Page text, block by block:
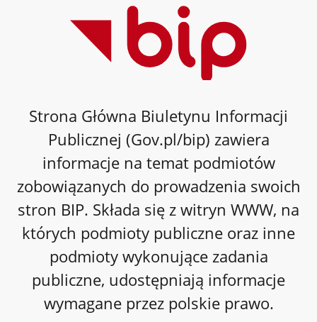
Strona Główna Biuletynu Informacji
Publicznej (Gov.pl/bip) zawiera
informacje na temat podmiotów
zobowiązanych do prowadzenia swoich
stron BIP. Składa się z witryn WWW, na
których podmioty publiczne oraz inne
podmioty wykonujące zadania
publiczne, udostępniają informacje
wymagane przez polskie prawo.